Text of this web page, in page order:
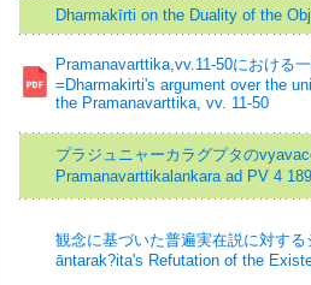
Dharmakīrti on the Duality of the
Pramanavarttika,vv.11-50における
=Dharmakirti's argument over the
the Pramanavarttika, vv. 11-50
プラジュニャーカラグプタの
Pramanavarttikalankara ad PV 4
観念に基づいた普遍実在説に対す
āntarak?ita's Refutation of the